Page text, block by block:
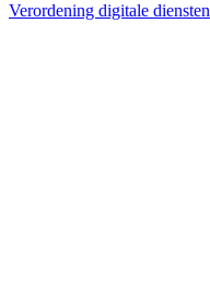
Verordening digitale diensten